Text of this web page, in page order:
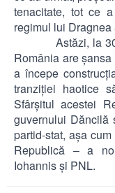
tenacitate, tot ce
regimul lui
Astăzi, la 30
România are
a începe
tranziţiei haotice
Sfârşitul acestei
guvernului Dăncilă
partid-stat, aşa
Republică – a
Iohannis şi PNL.